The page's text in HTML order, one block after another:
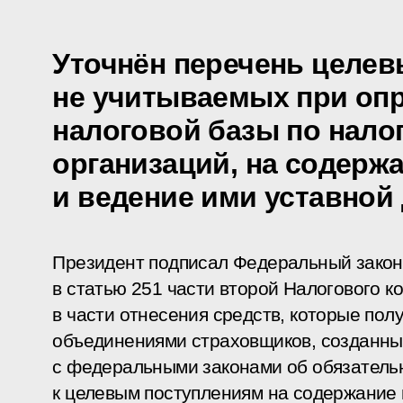
Уточнён перечень
не учитываемых при
налоговой базы по
организаций, на
и ведение ими уставной
Президент подписал Федеральный
в статью 251 части второй Налогового
в части отнесения средств, которые
объединениями страховщиков,
с федеральными законами об
к целевым поступлениям на содержание